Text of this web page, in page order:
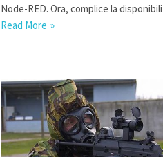
Node-RED. Ora, complice la
Read More